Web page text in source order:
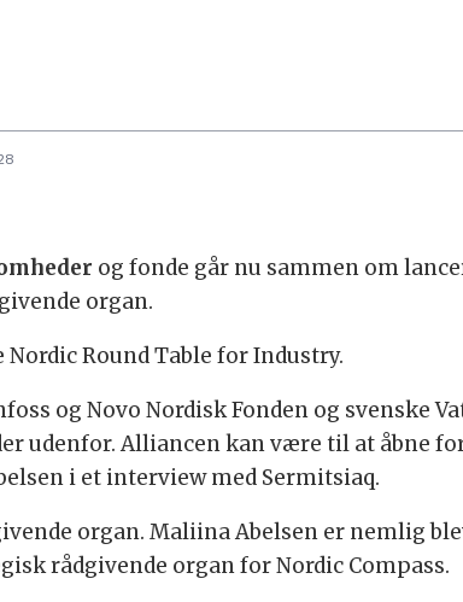
og fonde går nu sammen om
organ.
Round Table for Industry.
og Novo Nordisk Fonden og svenske
udenfor. Alliancen kan være til at åbne
i et interview med Sermitsiaq.
organ. Maliina Abelsen er nemlig
rådgivende organ for Nordic Compass.